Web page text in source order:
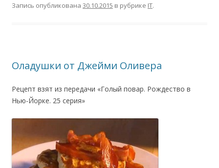
Запись опубликована 30.10.2015 в рубрике IT.
Оладушки от Джейми Оливера
Рецепт взят из передачи «Голый повар. Рождество в
Нью-Йорке. 25 серия»